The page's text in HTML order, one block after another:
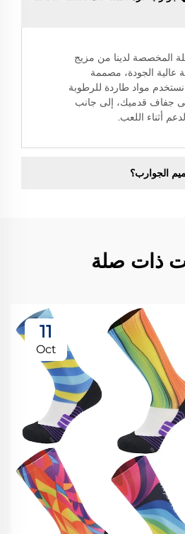
المخصصة لدينا من مزيج
عالية الجودة، مصممة
نستخدم مواد طاردة للرطوبة
جفاف قدميك، إلى جانب
أثناء اللعب.
الجوارب؟
ذات صلة
11
Oct